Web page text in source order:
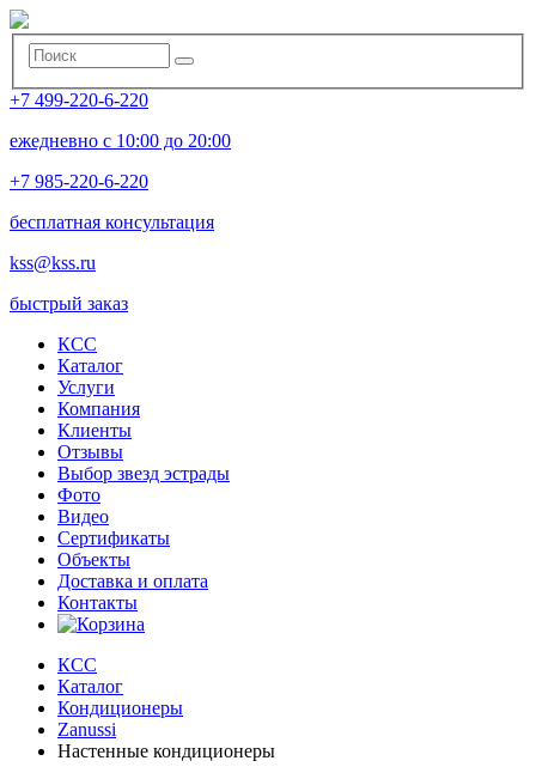
+7 499-220-6-220
ежедневно с 10:00 до 20:00
+7 985-220-6-220
бесплатная консультация
kss@kss.ru
быстрый заказ
КСС
Каталог
Услуги
Компания
Клиенты
Oтзывы
Выбор звезд эстрады
Фото
Видео
Сертификаты
Объекты
Доставка и оплата
Контакты
КСС
Каталог
Кондиционеры
Zanussi
Настенные кондиционеры